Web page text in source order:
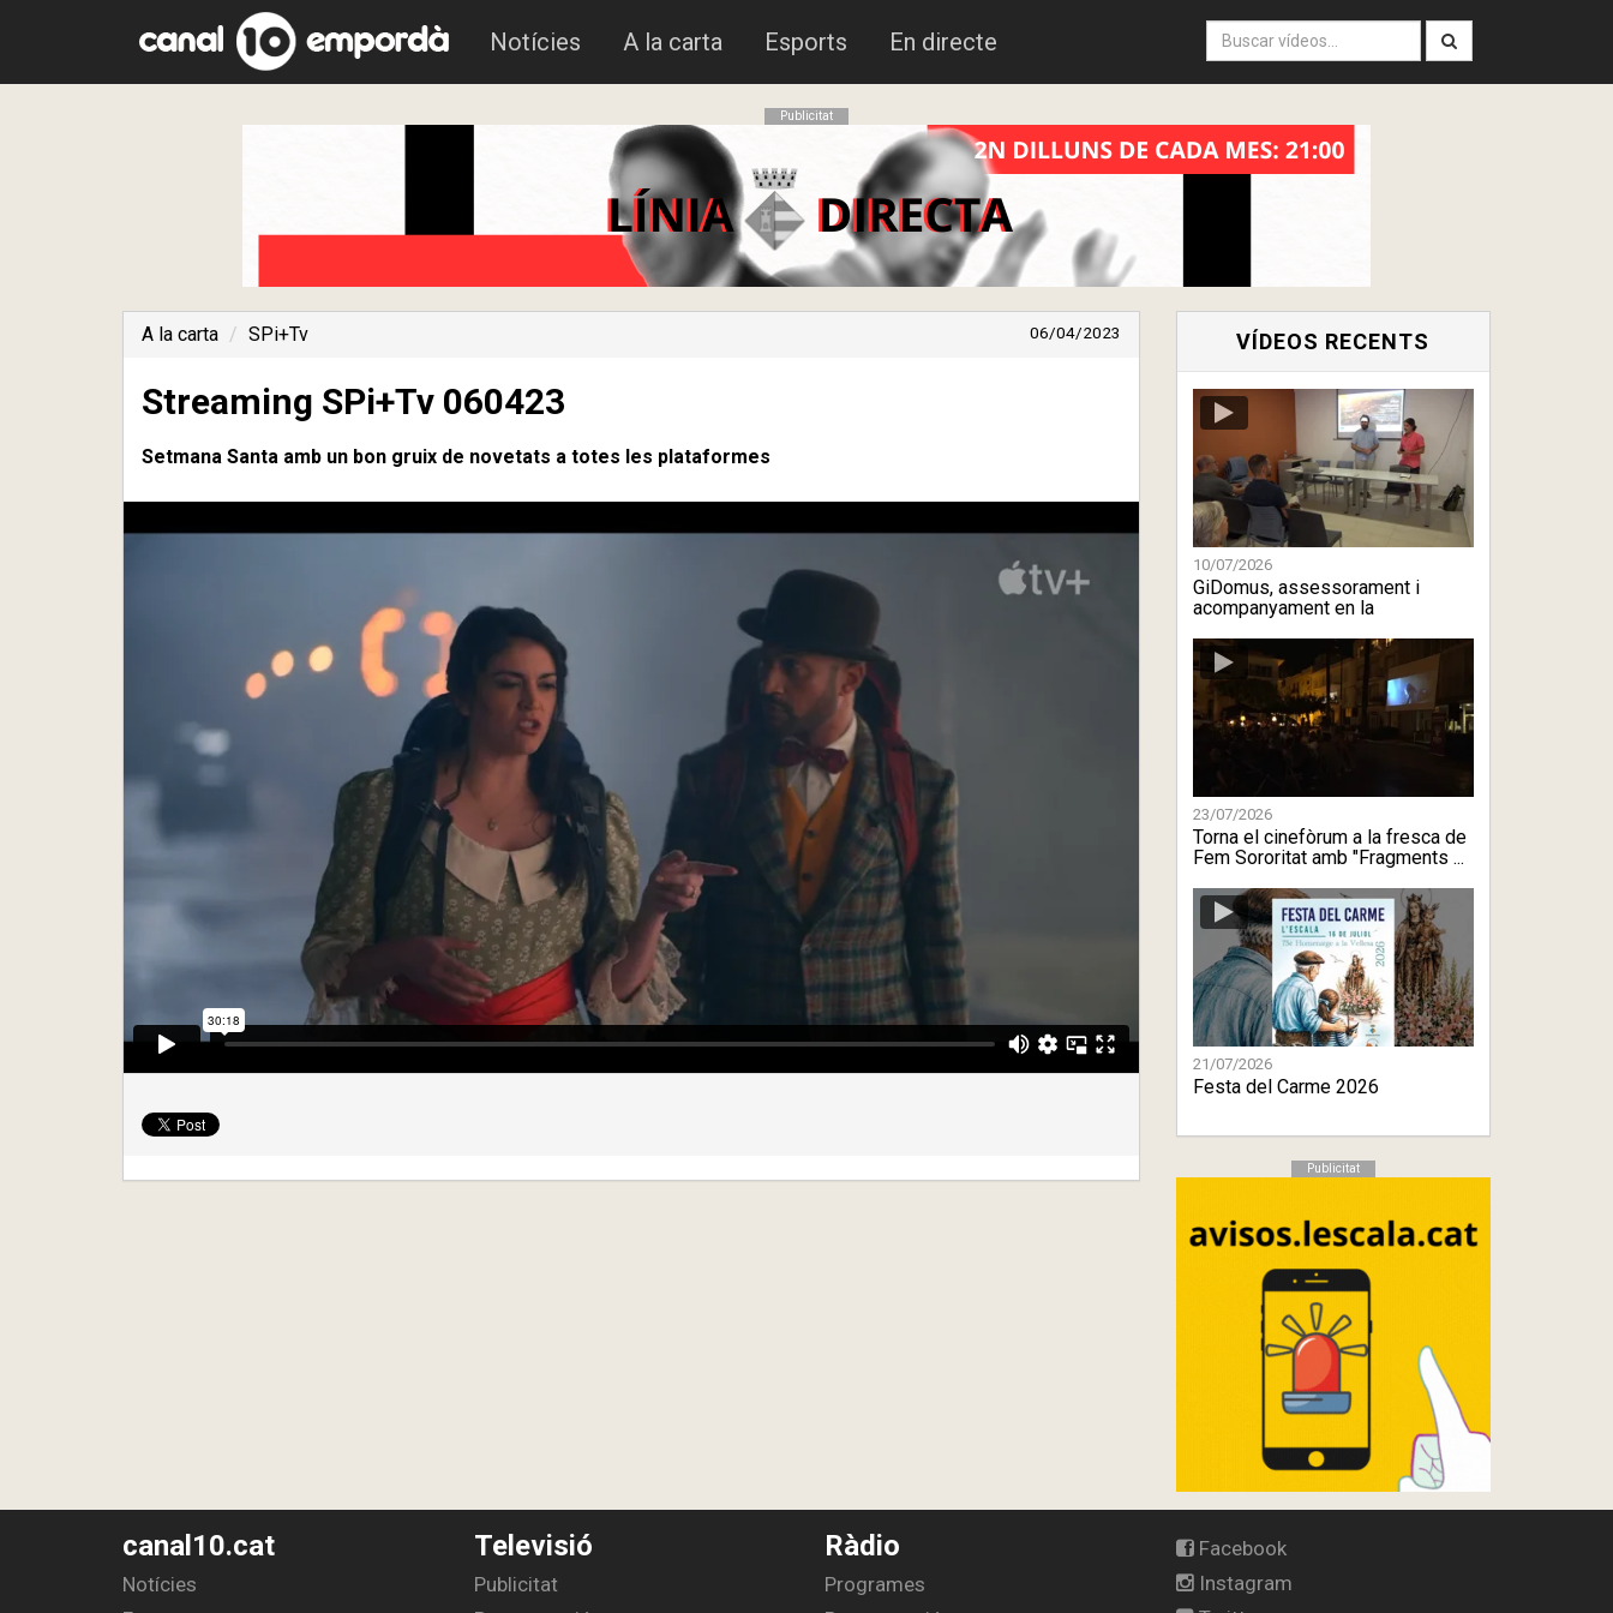
Notícies A la carta Esports En directe
Publicitat
A la carta SPi+Tv 06/04/2023
Streaming SPi+Tv 060423
Setmana Santa amb un bon gruix de novetats a totes les plataformes
VÍDEOS RECENTS
10/07/2026
GiDomus, assessorament i
acompanyament en la
23/07/2026
Torna el cinefòrum a la fresca de
Fem Sororitat amb "Fragments ...
21/07/2026
Festa del Carme 2026
Publicitat
canal10.cat
Notícies
Televisió
Publicitat
Ràdio
Programes
Facebook
Instagram